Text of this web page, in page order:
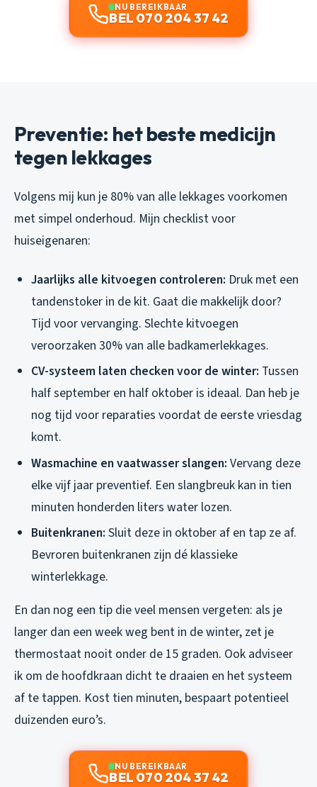
NU BEREIKBAAR
BEL 070 204 37 42
Preventie: het beste medicijn
tegen lekkages
Volgens mij kun je 80% van alle lekkages voorkomen
met simpel onderhoud. Mijn checklist voor
huiseigenaren:
Jaarlijks alle kitvoegen controleren: Druk met een
tandenstoker in de kit. Gaat die makkelijk door?
Tijd voor vervanging. Slechte kitvoegen
veroorzaken 30% van alle badkamerlekkages.
CV-systeem laten checken voor de winter: Tussen
half september en half oktober is ideaal. Dan heb je
nog tijd voor reparaties voordat de eerste vriesdag
komt.
Wasmachine en vaatwasser slangen: Vervang deze
elke vijf jaar preventief. Een slangbreuk kan in tien
minuten honderden liters water lozen.
Buitenkranen: Sluit deze in oktober af en tap ze af.
Bevroren buitenkranen zijn dé klassieke
winterlekkage.
En dan nog een tip die veel mensen vergeten: als je
langer dan een week weg bent in de winter, zet je
thermostaat nooit onder de 15 graden. Ook adviseer
ik om de hoofdkraan dicht te draaien en het systeem
af te tappen. Kost tien minuten, bespaart potentieel
duizenden euro’s.
NU BEREIKBAAR
BEL 070 204 37 42